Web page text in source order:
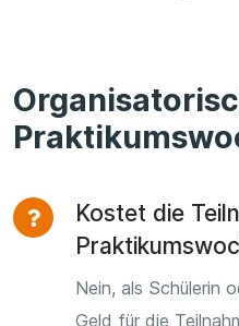
Kostet die
Nein, als Schülerin
Geld für die